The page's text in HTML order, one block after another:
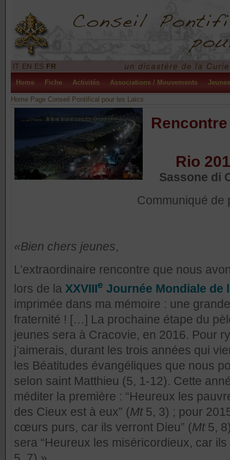
IT EN ES FR
Home Fiche Activités Associations / Mouvements Jeunes
Home Page Conseil Pontifical pour les Laïcs
Rio
Sassone di
Communiqué de
«Bien chers jeunes,
L’extraordinaire rencontre que nous
lors de la XXVIIIe Journée Mondiale de
imprimée dans ma mémoire : une
fraternité ! […] La prochaine étape du
jeunes sera à Cracovie, en 2016. Pour
j’aimerais, durant les trois années qui
les Béatitudes évangéliques que nous
selon saint Matthieu (5, 1-12). Cette
méditer la première : “Heureux les
des Cieux est à eux” (Mt 5, 3) ; pour
cœurs purs, car ils verront Dieu” (Mt 5,
sera “Heureux les miséricordieux, car